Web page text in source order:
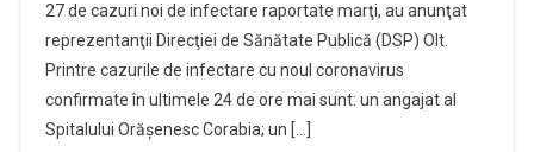
Spitalului
Caracal,
Pozitiv
27 de cazuri noi de infectare raportate marţi, au anunţat
reprezentanţii Direcţiei de Sănătate Publică (DSP) Olt.
Printre cazurile de infectare cu noul coronavirus
confirmate în ultimele 24 de ore mai sunt: un angajat al
Spitalului Orăşenesc Corabia; un […]